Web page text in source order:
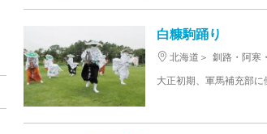
白糠駒踊り
北海道 釧路・阿寒